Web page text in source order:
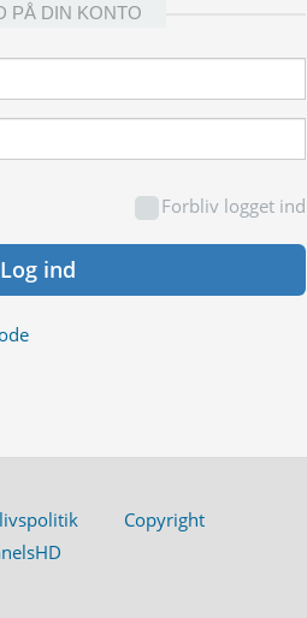
PÅ DIN KONTO
Forbliv logget ind
Log ind
Copyright